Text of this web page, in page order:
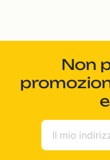
Non